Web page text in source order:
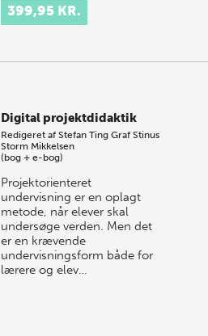
399,95 KR.
Digital projektdidaktik
Redigeret afStefan Ting Graf Stinus
Storm Mikkelsen
(bog + e-bog)
Projektorienteret
undervisning er en oplagt
metode, når elever skal
undersøge verden. Men det
er en krævende
undervisningsform både for
lærere og elev…